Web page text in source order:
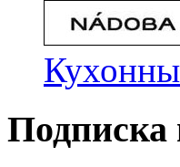
Подписка